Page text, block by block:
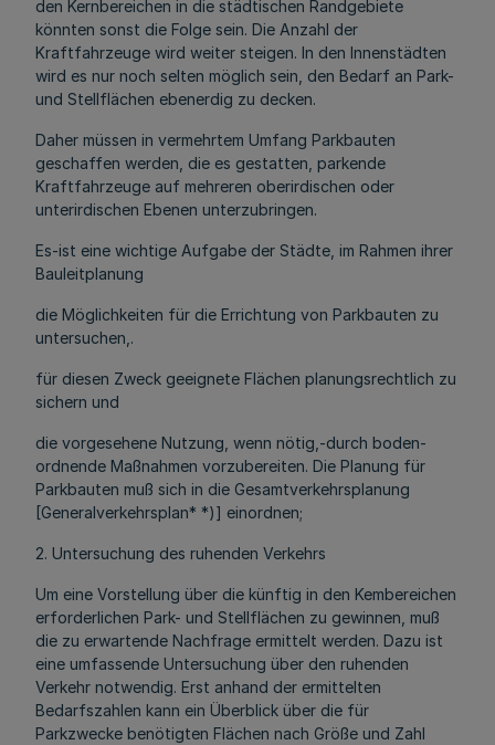
den Kernbereichen in die städtischen Randgebiete
könnten sonst die Folge sein. Die Anzahl der
Kraftfahrzeuge wird weiter steigen. In den Innenstädten
wird es nur noch selten möglich sein, den Bedarf an Park-
und Stellflächen ebenerdig zu decken.
Daher müssen in vermehrtem Umfang Parkbauten
geschaffen werden, die es gestatten, parkende
Kraftfahrzeuge auf mehreren oberirdischen oder
unterirdischen Ebenen unterzubringen.
Es-ist eine wichtige Aufgabe der Städte, im Rahmen ihrer
Bauleitplanung
die Möglichkeiten für die Errichtung von Parkbauten zu
untersuchen,.
für diesen Zweck geeignete Flächen planungsrechtlich zu
sichern und
die vorgesehene Nutzung, wenn nötig,-durch boden-
ordnende Maßnahmen vorzubereiten. Die Planung für
Parkbauten muß sich in die Gesamtverkehrsplanung
[Generalverkehrsplan* *)] einordnen;
2. Untersuchung des ruhenden Verkehrs
Um eine Vorstellung über die künftig in den Kembereichen
erforderlichen Park- und Stellflächen zu gewinnen, muß
die zu erwartende Nachfrage ermittelt werden. Dazu ist
eine umfassende Untersuchung über den ruhenden
Verkehr notwendig. Erst anhand der ermittelten
Bedarfszahlen kann ein Überblick über die für
Parkzwecke benötigten Flächen nach Größe und Zahl